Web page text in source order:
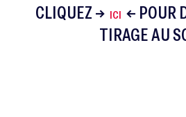
CLIQUEZ → ICI ← POUR
TIRAGE AU